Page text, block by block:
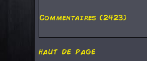
Commentaires (2423)
haut de page